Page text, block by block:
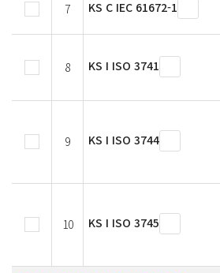
7 KS C IEC 61672-1
8 KS I ISO 3741
9 KS I ISO 3744
10 KS I ISO 3745